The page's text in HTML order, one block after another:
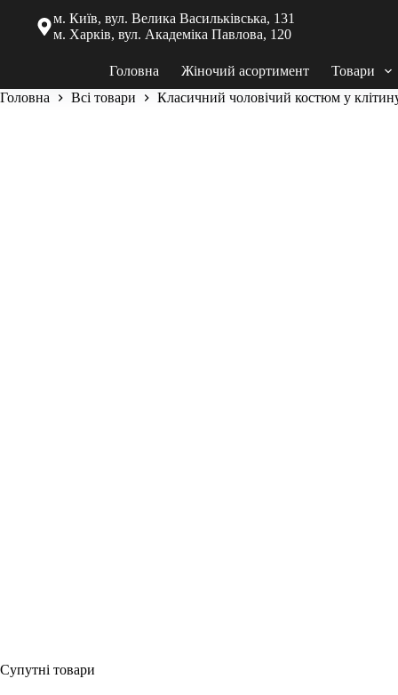
м. Київ, вул. Велика Васильківська, 131
м. Харків, вул. Академіка Павлова, 120
Головна Жіночий асортимент Товари
Головна
Всі товари Класичний чоловічий костюм у
Супутні товари